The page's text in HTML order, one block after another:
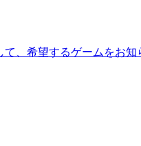
、希望するゲームをお知